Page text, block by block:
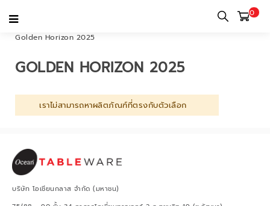
0
หน้าแรก
Golden Horizon 2025
GOLDEN HORIZON 2025
เราไม่สามารถหาผลิตภัณฑ์ที่ตรงกับตัวเลือก
บริษัท โอเชียนกลาส จำกัด (มหาชน)